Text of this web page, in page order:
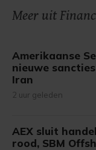
Meer uit
Amerikaanse
nieuwe
Iran
2 uur geleden
AEX sluit
rood, SBM